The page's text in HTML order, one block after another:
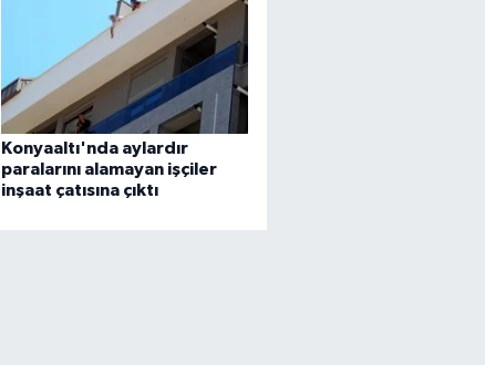
Konyaaltı'nda aylardır
paralarını alamayan işçiler
inşaat çatısına çıktı